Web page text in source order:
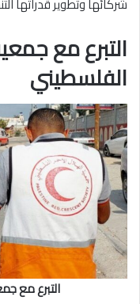
التبرع مع
الفلسطيني
التبرع مع